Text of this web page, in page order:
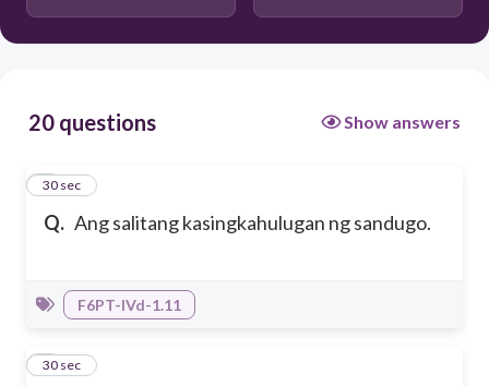
20 questions Show answers
Q. Ang salitang kasingkahulugan ng sandugo.
1
30 sec
F6PT-IVd-1.11
2
30 sec